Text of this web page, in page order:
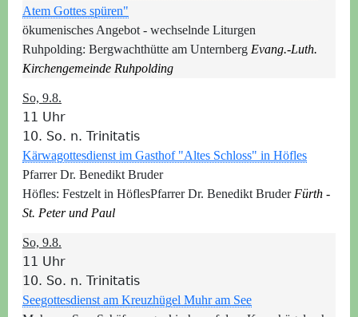
Atem Gottes spüren"
ökumenisches Angebot - wechselnde Liturgen
Ruhpolding: Bergwachthütte am Unternberg Evang.-Luth.
Kirchengemeinde Ruhpolding
So, 9.8.
11 Uhr
10. So. n. Trinitatis
Kärwagottesdienst im Gasthof "Altes Schloss" in Höfles
Pfarrer Dr. Benedikt Bruder
Höfles: Festzelt in HöflesPfarrer Dr. Benedikt Bruder Fürth -
St. Peter und Paul
So, 9.8.
11 Uhr
10. So. n. Trinitatis
Seegottesdienst am Kreuzhügel Muhr am See